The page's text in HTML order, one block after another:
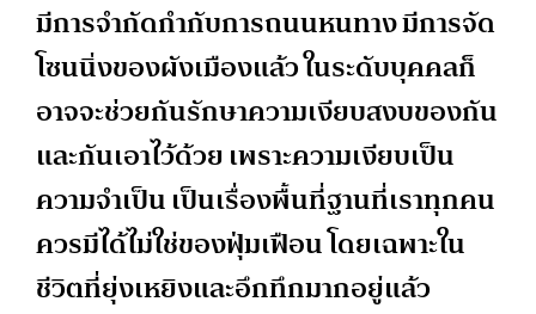
มีการจำกัดกำกับการถนนหนทาง มีการจัด
โซนนิ่งของผังเมืองแล้ว ในระดับบุคคลก็
อาจจะช่วยกันรักษาความเงียบสงบของกัน
และกันเอาไว้ด้วย เพราะความเงียบเป็น
ความจำเป็น เป็นเรื่องพื้นที่ฐานที่เราทุกคน
ควรมีได้ไม่ใช่ของฟุ่มเฟือน โดยเฉพาะใน
ชีวิตที่ยุ่งเหยิงและอึกทึกมากอยู่แล้ว